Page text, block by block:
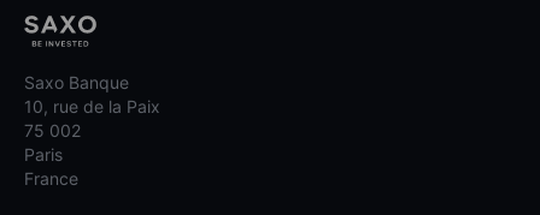
Saxo Banque
10, rue de la Paix
75 002
Paris
France